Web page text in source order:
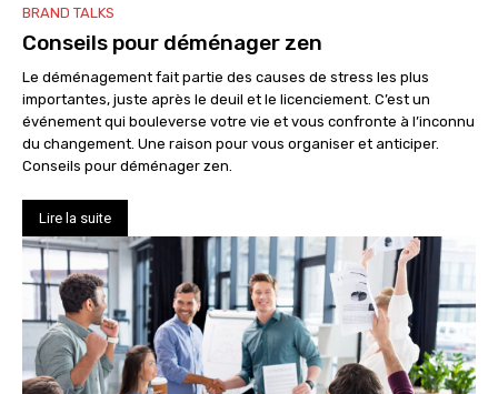
BRAND TALKS
Conseils pour déménager zen
Le déménagement fait partie des causes de stress les plus
importantes, juste après le deuil et le licenciement. C’est un
événement qui bouleverse votre vie et vous confronte à l’inconnu
du changement. Une raison pour vous organiser et anticiper.
Conseils pour déménager zen.
Lire la suite